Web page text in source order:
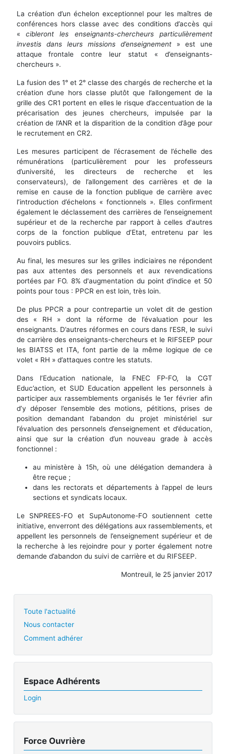
La création d’un échelon exceptionnel pour les maîtres de
conférences hors classe avec des conditions d’accès qui
« cibleront les enseignants-chercheurs particulièrement
investis dans leurs missions d’enseignement» est une
attaque frontale contre leur statut « d’enseignants-
chercheurs ».
La fusion des 1° et 2° classe des chargés de recherche et la
création d’une hors classe plutôt que l’allongement de la
grille des CR1 portent en elles le risque d’accentuation de la
précarisation des jeunes chercheurs, impulsée par la
création de l’ANR et la disparition de la condition d’âge pour
le recrutement en CR2.
Les mesures participent de l’écrasement de l’échelle des
rémunérations (particulièrement pour les professeurs
d’université, les directeurs de recherche et les
conservateurs), de l’allongement des carrières et de la
remise en cause de la fonction publique de carrière avec
l’introduction d’échelons « fonctionnels ». Elles confirment
également le déclassement des carrières de l’enseignement
supérieur et de la recherche par rapport à celles d'autres
corps de la fonction publique d’Etat, entretenu par les
pouvoirs publics.
Au final, les mesures sur les grilles indiciaires ne répondent
pas aux attentes des personnels et aux revendications
portées par FO. 8% d'augmentation du point d'indice et 50
points pour tous : PPCR en est loin, très loin.
De plus PPCR a pour contrepartie un volet dit de gestion
des « RH » dont la réforme de l’évaluation pour les
enseignants. D’autres réformes en cours dans l’ESR, le suivi
de carrière des enseignants-chercheurs et le RIFSEEP pour
les BIATSS et ITA, font partie de la même logique de ce
volet « RH » d’attaques contre les statuts.
Dans l’Education nationale, la FNEC FP-FO, la CGT
Educ’action, et SUD Education appellent les personnels à
participer aux rassemblements organisés le 1er février afin
d’y déposer l’ensemble des motions, pétitions, prises de
position demandant l’abandon du projet ministériel sur
l’évaluation des personnels d’enseignement et d’éducation,
ainsi que sur la création d’un nouveau grade à accès
fonctionnel :
au ministère à 15h, où une délégation demandera à
être reçue ;
dans les rectorats et départements à l’appel de leurs
sections et syndicats locaux.
Le SNPREES-FO et SupAutonome-FO soutiennent cette
initiative, enverront des délégations aux rassemblements, et
appellent les personnels de l’enseignement supérieur et de
la recherche à les rejoindre pour y porter également notre
demande d’abandon du suivi de carrière et du RIFSEEP.
Montreuil, le 25 janvier 2017
Toute l'actualité
Nous contacter
Comment adhérer
Espace Adhérents
Login
Force Ouvrière